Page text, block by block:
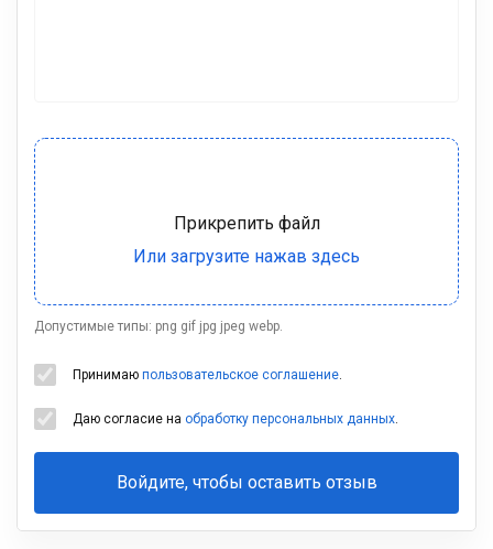
Допустимые типы: png gif jpg jpeg webp.
Принимаю пользовательское соглашение.
Даю согласие на обработку персональных данных.
Войдите, чтобы оставить отзыв
Ваша